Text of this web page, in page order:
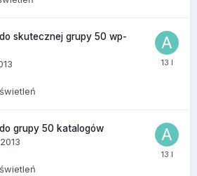
skutecznej grupy 50 wp-
grupy 50 katalogów